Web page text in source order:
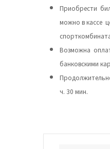
Приобрести
можно в кассе
Возможна
банковскими
ч. 30 мин.